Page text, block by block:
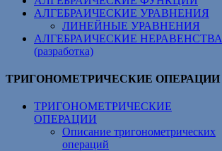
АЛГЕБРАИЧЕСКИЕ УРАВНЕНИЯ
ЛИНЕЙНЫЕ УРАВНЕНИЯ
АЛГЕБРАИЧЕСКИЕ НЕРАВЕНСТВА
(разработка)
ТРИГОНОМЕТРИЧЕСКИЕ ОПЕРАЦИИ
ТРИГОНОМЕТРИЧЕСКИЕ
ОПЕРАЦИИ
Описание тригонометрических
операций